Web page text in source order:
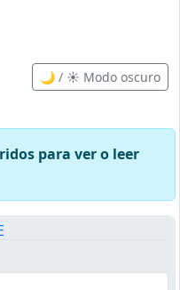
🌙 / ☀️ Modo oscuro
para ver o leer